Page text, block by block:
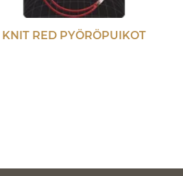
KNIT RED PYÖRÖPUIKOT